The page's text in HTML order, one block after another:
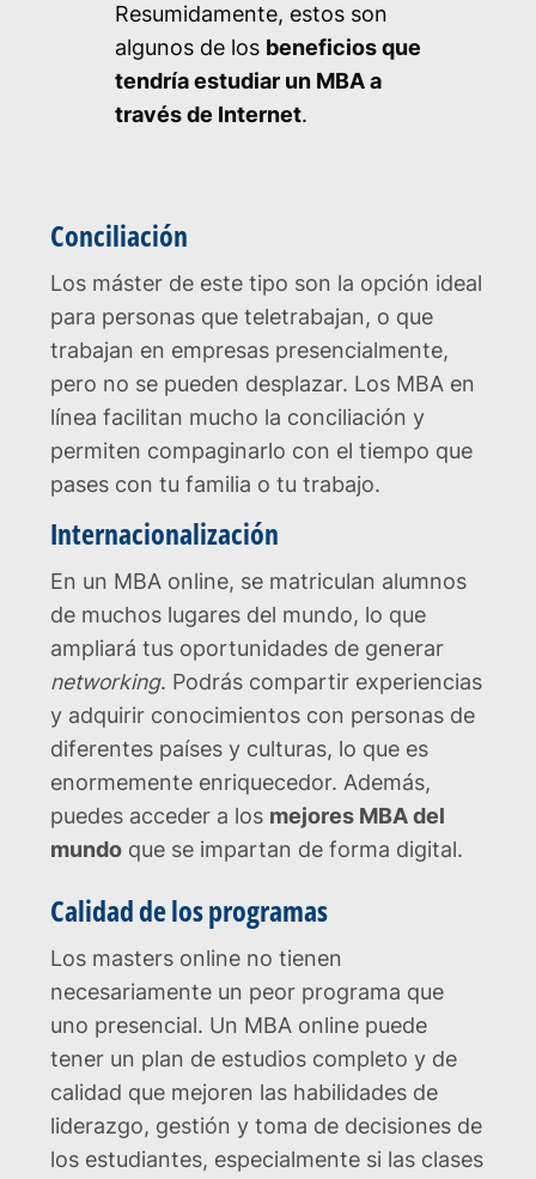
Resumidamente, estos son
algunos de los beneficios que
tendría estudiar un MBA a
través de Internet.
Conciliación
Los máster de este tipo son la opción ideal
para personas que teletrabajan, o que
trabajan en empresas presencialmente,
pero no se pueden desplazar. Los MBA en
línea facilitan mucho la conciliación y
permiten compaginarlo con el tiempo que
pases con tu familia o tu trabajo.
Internacionalización
En un MBA online, se matriculan alumnos
de muchos lugares del mundo, lo que
ampliará tus oportunidades de generar
networking. Podrás compartir experiencias
y adquirir conocimientos con personas de
diferentes países y culturas, lo que es
enormemente enriquecedor. Además,
puedes acceder a los mejores MBA del
mundo que se impartan de forma digital.
Calidad de los programas
Los masters online no tienen
necesariamente un peor programa que
uno presencial. Un MBA online puede
tener un plan de estudios completo y de
calidad que mejoren las habilidades de
liderazgo, gestión y toma de decisiones de
los estudiantes, especialmente si las clases